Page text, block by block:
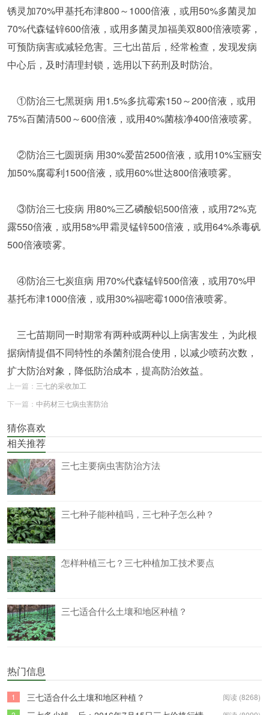
锈灵加70%甲基托布津800～1000倍液，或用50%多菌灵加
70%代森锰锌600倍液，或用多菌灵加福美双800倍液喷雾，
可预防病害或减轻危害。三七出苗后，经常检查，发现发病
中心后，及时清理封锁，选用以下药刑及时防治。
①防治三七黑斑病 用1.5%多抗霉索150～200倍液，或用
75%百菌清500～600倍液，或用40%菌核净400倍液喷雾。
②防治三七圆斑病 用30%爱苗2500倍液，或用10%宝丽安
加50%腐霉利1500倍液，或用60%世达800倍液喷雾。
③防治三七疫病 用80%三乙磷酸铝500倍液，或用72%克
露550倍液，或用58%甲霜灵锰锌500倍液，或用64%杀毒矾
500倍液喷雾。
④防治三七炭疽病 用70%代森锰锌500倍液，或用70%甲
基托布津1000倍液，或用30%福嘧霉1000倍液喷雾。
三七苗期同一时期常有两种或两种以上病害发生，为此根
据病情提倡不同特性的杀菌剂混合使用，以减少喷药次数，
扩大防治对象，降低防治成本，提高防治效益。
上一篇： 三七的采收加工
下一篇： 中药材三七病虫害防治
猜你喜欢
相关推荐
三七主要病虫害防治方法
三七种子能种植吗，三七种子怎么种？
怎样种植三七？三七种植加工技术要点
三七适合什么土壤和地区种植？
热门信息
阅读 (8268)
1 三七适合什么土壤和地区种植？